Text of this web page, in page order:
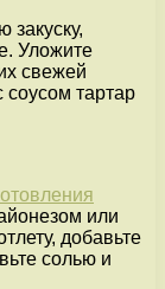
закуску,
Уложите
свежей
тартар
или
добавьте
солью и